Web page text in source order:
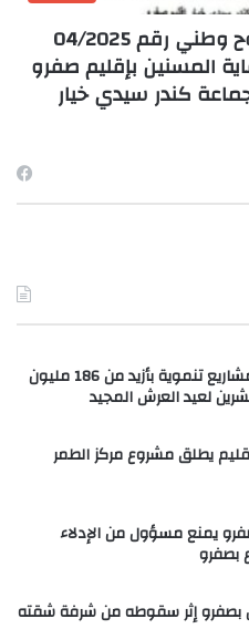
إعلان عن طلب عروض مفتوح وطني رقم 04/2025
المسنين بإقليم صفرو
كندر سيدي خيار
عامل إقليم صفرو يطلق ويدشن مشاريع تنموية بأزيد من 186 مليون
لعيد العرش المجيد
يطلق مشروع مركز الطمر
يمنع مسؤول من الإدلاء
بصفرو
إثر سقوطه من شرفة شقته